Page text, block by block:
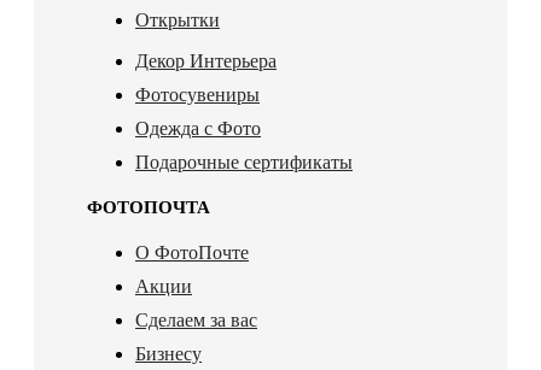
Открытки
Декор Интерьера
Фотосувениры
Одежда с Фото
Подарочные сертификаты
ФОТОПОЧТА
О ФотоПочте
Акции
Сделаем за вас
Бизнесу